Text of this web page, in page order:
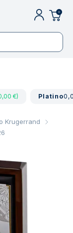
0
€) Platino
Krugerrand